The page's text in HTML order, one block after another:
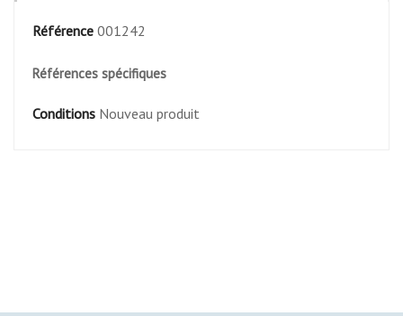
Référence 001242
Références spécifiques
Conditions Nouveau produit